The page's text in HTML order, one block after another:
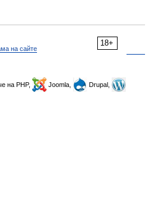
18+
на сайте
на PHP, Joomla,
Drupal,